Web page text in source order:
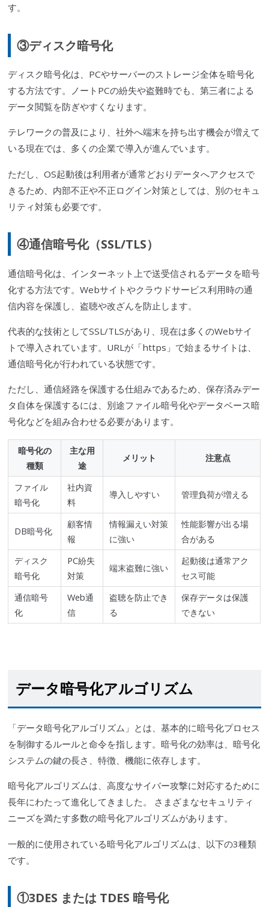
す。
③ディスク暗号化
ディスク暗号化は、PCやサーバーのストレージ全体を暗号化
する方法です。ノートPCの紛失や盗難時でも、第三者による
データ閲覧を防ぎやすくなります。
テレワークの普及により、社外へ端末を持ち出す機会が増えて
いる現在では、多くの企業で導入が進んでいます。
ただし、OS起動後は利用者が通常どおりデータへアクセスで
きるため、内部不正や不正ログイン対策としては、別のセキュ
リティ対策も必要です。
④通信暗号化（SSL/TLS）
通信暗号化は、インターネット上で送受信されるデータを暗号
化する方法です。Webサイトやクラウドサービス利用時の通
信内容を保護し、盗聴や改ざんを防止します。
代表的な技術としてSSL/TLSがあり、現在は多くのWebサイ
トで導入されています。URLが「https」で始まるサイトは、
通信暗号化が行われている状態です。
ただし、通信経路を保護する仕組みであるため、保存済みデー
タ自体を保護するには、別途ファイル暗号化やデータベース暗
号化などを組み合わせる必要があります。
暗号化の
種類
主な用
途
メリット 注意点
ファイル
暗号化
社内資
料
導入しやすい 管理負荷が増える
DB暗号化
顧客情
報
情報漏えい対策
に強い
性能影響が出る場
合がある
ディスク
暗号化
PC紛失
対策
端末盗難に強い
起動後は通常アク
セス可能
通信暗号
化
Web通
信
盗聴を防止でき
る
保存データは保護
できない
データ暗号化アルゴリズム
「データ暗号化アルゴリズム」とは、基本的に暗号化プロセス
を制御するルールと命令を指します。暗号化の効率は、暗号化
システムの鍵の長さ、特徴、機能に依存します。
暗号化アルゴリズムは、高度なサイバー攻撃に対応するために
長年にわたって進化してきました。 さまざまなセキュリティ
ニーズを満たす多数の暗号化アルゴリズムがあります。
一般的に使用されている暗号化アルゴリズムは、以下の3種類
です。
①3DES または TDES 暗号化